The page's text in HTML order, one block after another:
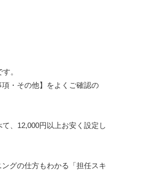
。
・その他】をよくご確認の
、12,000円以上お安く設定し
グの仕方もわかる「担任スキ